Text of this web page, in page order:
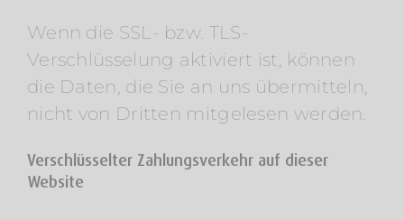
Wenn die SSL- bzw. TLS-
Verschlüsselung aktiviert ist, können
die Daten, die Sie an uns übermitteln,
nicht von Dritten mitgelesen werden.
Verschlüsselter Zahlungsverkehr auf dieser
Website